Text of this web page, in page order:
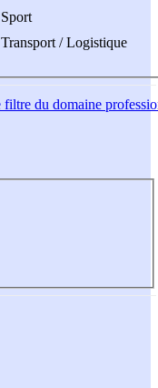
Sport
Transport / Logistique
du domaine